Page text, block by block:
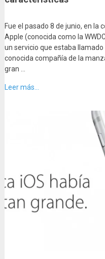
Fue el pasado 8 de junio, en
Apple (conocida como la
un servicio que estaba
conocida compañía de la
gran …
Leer más...